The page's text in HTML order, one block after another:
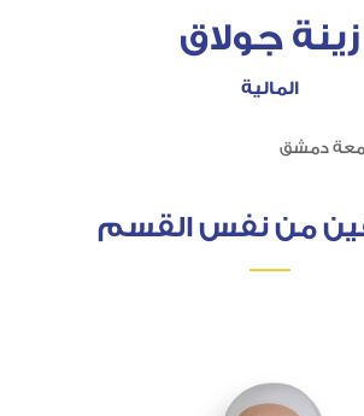
زينة جولاق
المالية
دمشق
من نفس القسم